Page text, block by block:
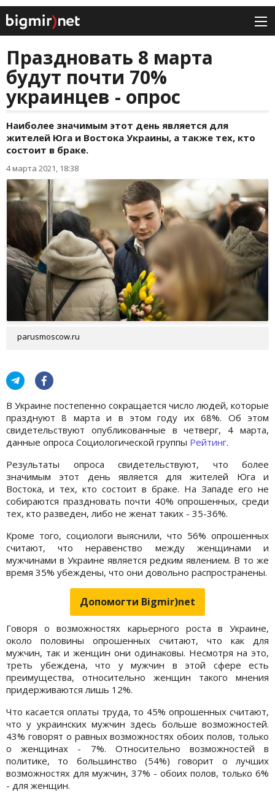
Праздновать 8 марта
будут почти 70%
украинцев - опрос
Наиболее значимым этот день является для
жителей Юга и Востока Украины, а также тех, кто
состоит в браке.
4 марта 2021, 18:38
parusmoscow.ru
В Украине постепенно сокращается число людей, которые
празднуют 8 марта и в этом году их 68%. Об этом
свидетельствуют опубликованные в четверг, 4 марта,
данные опроса Социологической группы Рейтинг.
Результаты опроса свидетельствуют, что более
значимым этот день является для жителей Юга и
Востока, и тех, кто состоит в браке. На Западе его не
собираются праздновать почти 40% опрошенных, среди
тех, кто разведен, либо не женат таких - 35-36%.
Кроме того, социологи выяснили, что 56% опрошенных
считают, что неравенство между женщинами и
мужчинами в Украине является редким явлением. В то же
время 35% убеждены, что они довольно распространены.
Допомогти Bigmir)net
Говоря о возможностях карьерного роста в Украине,
около половины опрошенных считают, что как для
мужчин, так и женщин они одинаковы. Несмотря на это,
треть убеждена, что у мужчин в этой сфере есть
преимущества, относительно женщин такого мнения
придерживаются лишь 12%.
Что касается оплаты труда, то 45% опрошенных считают,
что у украинских мужчин здесь больше возможностей.
43% говорят о равных возможностях обоих полов, только
о женщинах - 7%. Относительно возможностей в
политике, то большинство (54%) говорит о лучших
возможностях для мужчин, 37% - обоих полов, только 6%
- для женщин.